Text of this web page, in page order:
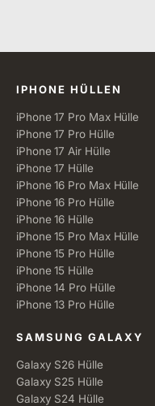
Alle Kategorien
IPHONE HÜLLEN
iPhone 17 Pro Max Hülle
iPhone 17 Pro Hülle
iPhone 17 Air Hülle
iPhone 17 Hülle
iPhone 16 Pro Max Hülle
iPhone 16 Pro Hülle
iPhone 16 Hülle
iPhone 15 Pro Max Hülle
iPhone 15 Pro Hülle
iPhone 15 Hülle
iPhone 14 Pro Hülle
iPhone 13 Pro Hülle
SAMSUNG GALAXY
Galaxy S26 Hülle
Galaxy S25 Hülle
Galaxy S24 Hülle